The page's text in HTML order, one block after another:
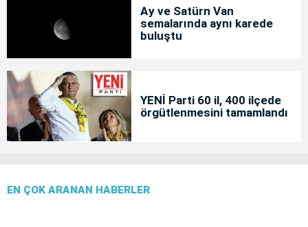
Ay ve Satürn Van
semalarında aynı karede
buluştu
YENİ Parti 60 il, 400 ilçede
örgütlenmesini tamamlandı
EN ÇOK ARANAN HABERLER